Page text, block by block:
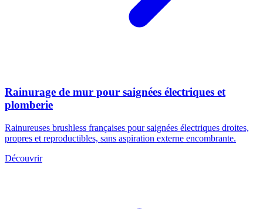
Rainurage de mur pour saignées électriques et
plomberie
Rainureuses brushless françaises pour saignées électriques droites,
propres et reproductibles, sans aspiration externe encombrante.
Découvrir